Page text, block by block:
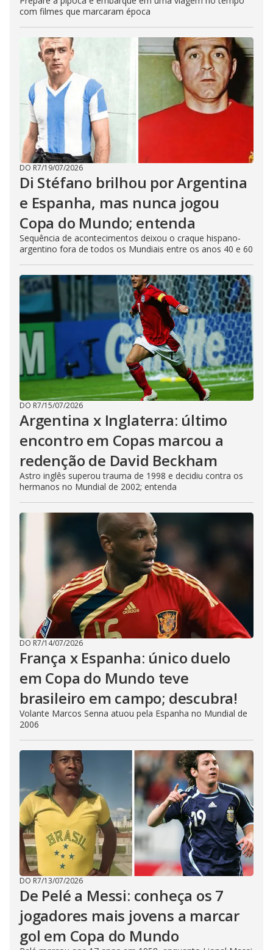
com filmes que marcaram época
DO R7/19/07/2026
Di Stéfano brilhou por Argentina
e Espanha, mas nunca jogou
Copa do Mundo; entenda
Sequência de acontecimentos deixou o craque hispano-
argentino fora de todos os Mundiais entre os anos 40 e 60
DO R7/15/07/2026
Argentina x Inglaterra: último
encontro em Copas marcou a
redenção de David Beckham
Astro inglês superou trauma de 1998 e decidiu contra os
hermanos no Mundial de 2002; entenda
DO R7/14/07/2026
França x Espanha: único duelo
em Copa do Mundo teve
brasileiro em campo; descubra!
Volante Marcos Senna atuou pela Espanha no Mundial de
2006
DO R7/13/07/2026
De Pelé a Messi: conheça os 7
jogadores mais jovens a marcar
gol em Copa do Mundo